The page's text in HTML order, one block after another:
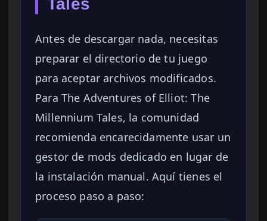
Tales
Antes de descargar nada, necesitas
preparar el directorio de tu juego
para aceptar archivos modificados.
Para The Adventures of Elliot: The
Millennium Tales, la comunidad
recomienda encarecidamente usar un
gestor de mods dedicado en lugar de
la instalación manual. Aquí tienes el
proceso paso a paso: